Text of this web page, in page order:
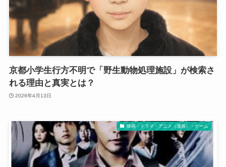
京都小学生行方不明で「野生動物処理施設」が検索さ
れる理由と真実とは？
2026年4月13日
映画・ドラマ・アニメ（漫画）・ゲーム